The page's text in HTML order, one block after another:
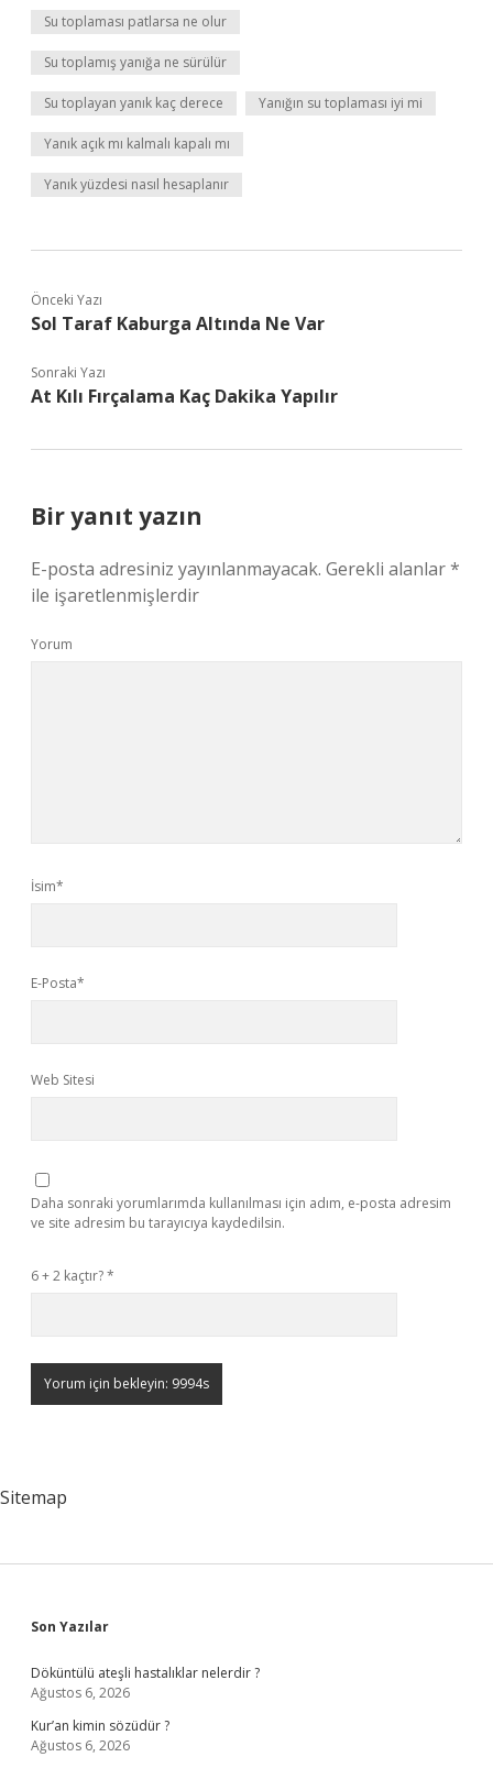
Su toplaması patlarsa ne olur
Su toplamış yanığa ne sürülür
Su toplayan yanık kaç derece Yanığın su toplaması iyi mi
Yanık açık mı kalmalı kapalı mı
Yanık yüzdesi nasıl hesaplanır
Önceki Yazı
Sol Taraf Kaburga Altında Ne Var
Sonraki Yazı
At Kılı Fırçalama Kaç Dakika Yapılır
Bir yanıt yazın
E-posta adresiniz yayınlanmayacak. Gerekli alanlar*
ile işaretlenmişlerdir
Yorum
İsim*
E-Posta*
Web Sitesi
Daha sonraki yorumlarımda kullanılması için adım, e-posta adresim
ve site adresim bu tarayıcıya kaydedilsin.
6 + 2 kaçtır?*
Sitemap
Sidebar
Son Yazılar
Döküntülü ateşli hastalıklar nelerdir ?
Ağustos 6, 2026
Kur’an kimin sözüdür ?
Ağustos 6, 2026